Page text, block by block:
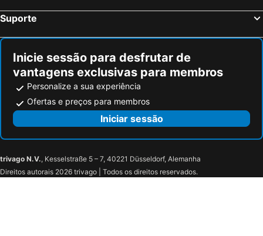
Suporte
Inicie sessão para desfrutar de
vantagens exclusivas para membros
Personalize a sua experiência
Ofertas e preços para membros
Iniciar sessão
trivago N.V., Kesselstraße 5 – 7, 40221 Düsseldorf, Alemanha
Direitos autorais 2026 trivago | Todos os direitos reservados.